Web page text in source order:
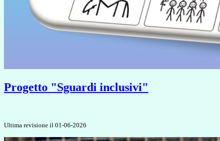
Progetto "Sguardi inclusivi"
Ultima revisione il 01-06-2026